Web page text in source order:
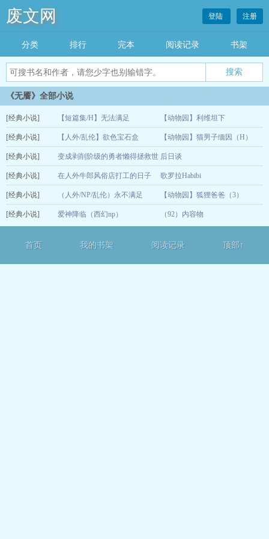
废文网 登陆 注册
分类 排行 完本 阅读记录 书架
《无餍》全部小说
[经典小说] 【短篇集/H】无法满足 【动物园】利维坦下
12-15
[经典小说] 【人外/乱伦】欲色宝石盒 【动物园】猫男子缅因（H）
[经典小说] 变成剥削阶级的勇者懒得拯救世
界（西幻np）
后日谈
[经典小说] 在人外牛郎风俗店打工的日子
（西幻np）
歌罗拉Habibi
[经典小说] （人外/NP/乱伦）永不满足 【动物园】狐狸爸爸（3）
[经典小说] 爱神降临（西幻np） （92）内容物
首页 我的书架 阅读记录 顶部↑